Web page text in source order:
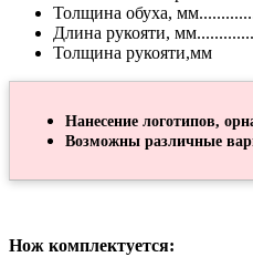
Толщина обуха,
Длина рукояти,
Толщина рукояти,мм
Нанесение логотипов,
Возможны различные
Нож комплектуется: